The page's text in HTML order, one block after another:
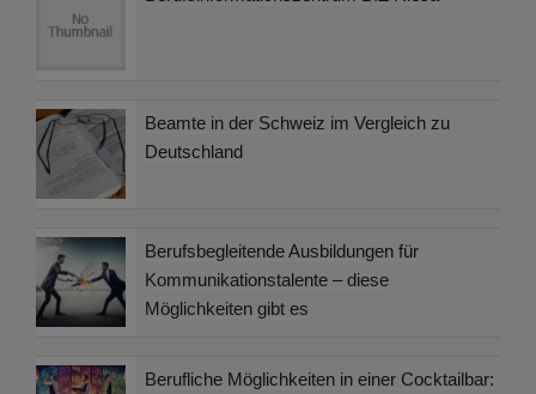
Beamte in der Schweiz im Vergleich zu
Deutschland
Berufsbegleitende Ausbildungen für
Kommunikationstalente – diese
Möglichkeiten gibt es
Berufliche Möglichkeiten in einer Cocktailbar: